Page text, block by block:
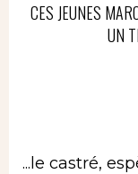
CES JEUNES
UN
...le castré,